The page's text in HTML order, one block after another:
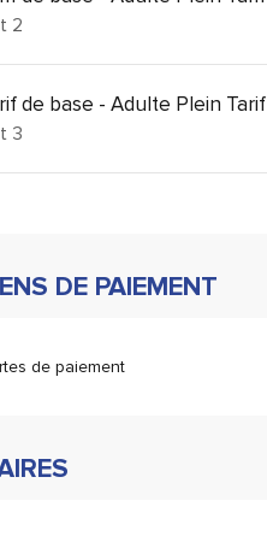
2
de base - Adulte Plein Tarif
3
DE PAIEMENT
de paiement